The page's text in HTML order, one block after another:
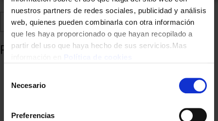
nuestros partners de redes sociales, publicidad y análisis
web, quienes pueden combinarla con otra información
que les haya proporcionado o que hayan recopilado a
partir del uso que haya hecho de sus servicios.Mas
Necesario
Preferencias
Añadir a favoritos Comparte
Productos relacionados